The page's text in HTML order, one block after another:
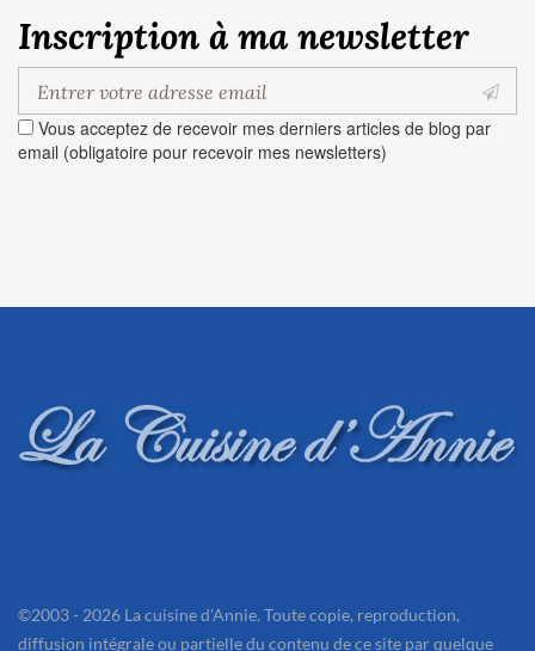
Inscription à ma newsletter
Vous acceptez de recevoir mes derniers articles de blog par
email (obligatoire pour recevoir mes newsletters)
©2003 - 2026 La cuisine d'Annie. Toute copie, reproduction,
diffusion intégrale ou partielle du contenu de ce site par quelque